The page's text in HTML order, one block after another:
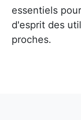
essentiels
d'esprit des
proches.